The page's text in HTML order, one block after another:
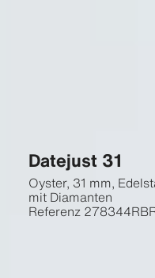
Datejust 31
Oyster, 31 mm,
mit Diamanten
Referenz